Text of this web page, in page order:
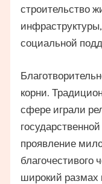
строительство
социальной
корни.
сфере играли
проявление
благочестивого
широкий размах